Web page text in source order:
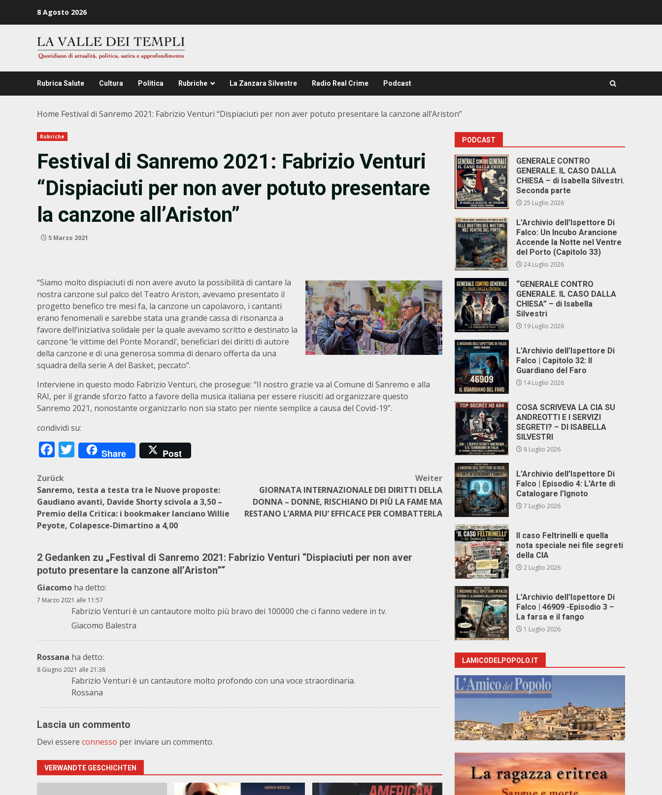
8 Agosto 2026
Rubrica Salute Cultura Politica Rubriche La Zanzara Silvestre Radio Real Crime Podcast
Home Festival di Sanremo 2021: Fabrizio Venturi “Dispiaciuti per non aver potuto presentare la canzone all’Ariston”
Rubriche
Festival di Sanremo 2021: Fabrizio Venturi
“Dispiaciuti per non aver potuto presentare
la canzone all’Ariston”
5 Marzo 2021
“Siamo molto dispiaciuti di non avere avuto la possibilità di cantare la
nostra canzone sul palco del Teatro Ariston, avevamo presentato il
progetto benefico tre mesi fa, la canzone un capolavoro, i cantanti
erano fenomenali e sarebbe stata una grande cassa di risonanza a
favore dell’iniziativa solidale per la quale avevamo scritto e destinato la
canzone ‘le vittime del Ponte Morandi’, beneficiari dei diritti di autore
della canzone e di una generosa somma di denaro offerta da una
squadra della serie A del Basket, peccato”.
Interviene in questo modo Fabrizio Venturi, che prosegue: “Il nostro grazie va al Comune di Sanremo e alla
RAI, per il grande sforzo fatto a favore della musica italiana per essere riusciti ad organizzare questo
Sanremo 2021, nonostante organizzarlo non sia stato per niente semplice a causa del Covid-19”.
condividi su:
Facebook
Twitter
Share Post
Beitragsnavigation
Zurück
Sanremo, testa a testa tra le Nuove proposte:
Gaudiano avanti, Davide Shorty scivola a 3,50 –
Premio della Critica: i bookmaker lanciano Willie
Peyote, Colapesce-Dimartino a 4,00
Weiter
GIORNATA INTERNAZIONALE DEI DIRITTI DELLA
DONNA – DONNE, RISCHIANO DI PIÙ LA FAME MA
RESTANO L’ARMA PIU’ EFFICACE PER COMBATTERLA
2 Gedanken zu „Festival di Sanremo 2021: Fabrizio Venturi “Dispiaciuti per non aver
potuto presentare la canzone all’Ariston”“
Giacomo ha detto:
7 Marzo 2021 alle 11:57
Fabrizio Venturi è un cantautore molto più bravo dei 100000 che ci fanno vedere in tv.
Giacomo Balestra
Rossana ha detto:
8 Giugno 2021 alle 21:38
Fabrizio Venturi è un cantautore molto profondo con una voce straordinaria.
Rossana
Lascia un commento
Devi essere connesso per inviare un commento.
VERWANDTE GESCHICHTEN
PODCAST
GENERALE CONTRO
GENERALE. IL CASO DALLA
CHIESA – di Isabella Silvestri.
Seconda parte
25 Luglio 2026
L’Archivio dell’Ispettore Di
Falco: Un Incubo Arancione
Accende la Notte nel Ventre
del Porto (Capitolo 33)
24 Luglio 2026
“GENERALE CONTRO
GENERALE. IL CASO DALLA
CHIESA” – di Isabella
Silvestri
19 Luglio 2026
L’Archivio dell’Ispettore Di
Falco | Capitolo 32: Il
Guardiano del Faro
14 Luglio 2026
COSA SCRIVEVA LA CIA SU
ANDREOTTI E I SERVIZI
SEGRETI? – DI ISABELLA
SILVESTRI
8 Luglio 2026
L’Archivio dell’Ispettore Di
Falco | Episodio 4: L’Arte di
Catalogare l’Ignoto
7 Luglio 2026
Il caso Feltrinelli e quella
nota speciale nei file segreti
della CIA
2 Luglio 2026
L’Archivio dell’Ispettore Di
Falco | 46909 -Episodio 3 –
La farsa e il fango
1 Luglio 2026
LAMICODELPOPOLO.IT